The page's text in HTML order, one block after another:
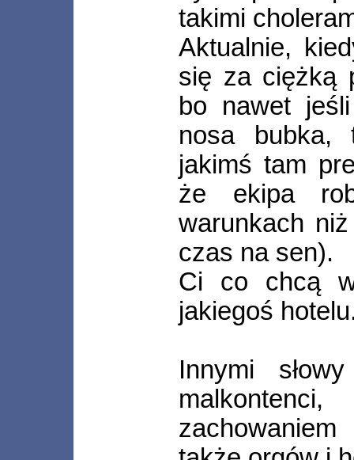
takimi
Aktualnie,
się za ciężką
bo nawet
nosa bubka,
jakimś tam
że ekipa
warunkach
czas na sen).
Ci co chcą
jakiegoś
Innymi